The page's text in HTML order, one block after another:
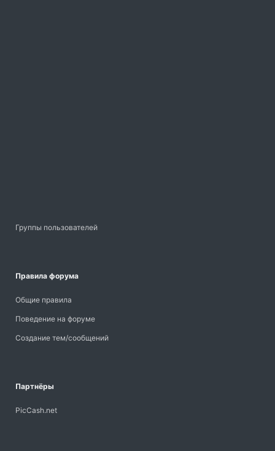
Группы пользователей
Правила форума
Общие правила
Поведение на форуме
Создание тем/сообщений
Партнёры
PicCash.net